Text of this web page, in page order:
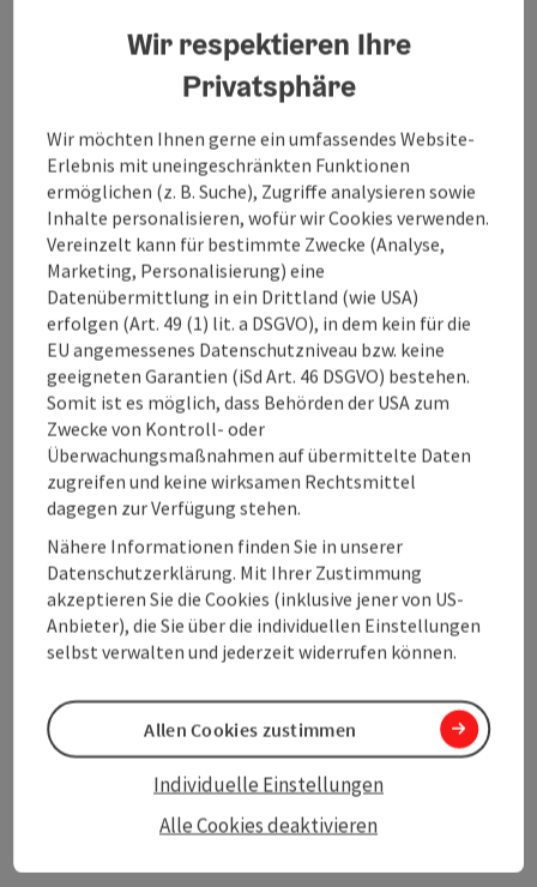
Vorderweißenbach
V8 Schönegger Runde
Dauer3h
Höhenmeter
316m
Schwierigkeit: mittel
Wir respektieren Ihre
Privatsphäre
Wir möchten Ihnen gerne ein umfassendes Website-
Erlebnis mit uneingeschränkten Funktionen
ermöglichen (z. B. Suche), Zugriffe analysieren sowie
Inhalte personalisieren, wofür wir Cookies verwenden.
Vereinzelt kann für bestimmte Zwecke (Analyse,
Marketing, Personalisierung) eine
Datenübermittlung in ein Drittland (wie USA)
erfolgen (Art. 49 (1) lit. a DSGVO), in dem kein für die
EU angemessenes Datenschutzniveau bzw. keine
geeigneten Garantien (iSd Art. 46 DSGVO) bestehen.
Somit ist es möglich, dass Behörden der USA zum
Zwecke von Kontroll- oder
Überwachungsmaßnahmen auf übermittelte Daten
zugreifen und keine wirksamen Rechtsmittel
dagegen zur Verfügung stehen.
Nähere Informationen finden Sie in unserer
Datenschutzerklärung. Mit Ihrer Zustimmung
akzeptieren Sie die Cookies (inklusive jener von US-
Anbieter), die Sie über die individuellen Einstellungen
selbst verwalten und jederzeit widerrufen können.
Alle Cookies deaktivieren
Individuelle Einstellungen
Allen Cookies zustimmen